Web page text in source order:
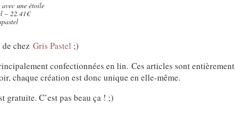
une étoile
– 22.41€
chez Gris Pastel ;)
confectionnées en lin. Ces articles sont entièrement
chaque création est donc unique en elle-même.
gratuite. C’est pas beau ça ! ;)